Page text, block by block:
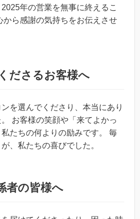
年の営業を無事に終えるこ
から感謝の気持ちをお伝えさせ
ださるお客様へ
を選んでくださり、本当にあり
お客様の笑顔や「来てよかっ
たちの何よりの励みです。 毎
、私たちの喜びでした。
者の皆様へ